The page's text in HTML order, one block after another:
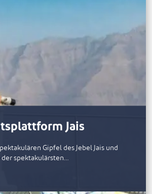
Jais
Gipfel des Jebel Jais und
spektakulärsten…